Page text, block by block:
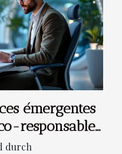
émergentes
responsables
durch